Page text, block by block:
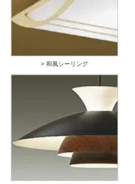
> 和風シーリング